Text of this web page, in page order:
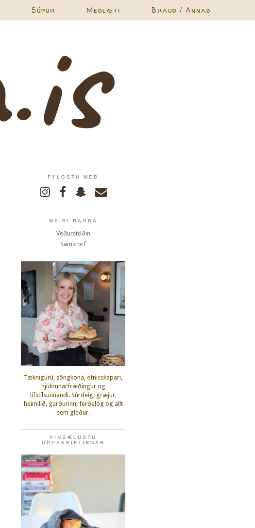
Súpur Meðlæti Brauð / Annað
FYLGSTU MEÐ
MEIRI RAGNA
Veðurstöðin
Samstörf
Tæknigúrú, söngkona, efnisskapari,
hjúkrunarfræðingur og
lífstílsunnandi. Súrdeig, græjur,
heimilið, garðurinn, ferðalög og allt
sem gleður.
VINSÆLUSTU
UPPSKRIFTIRNAR